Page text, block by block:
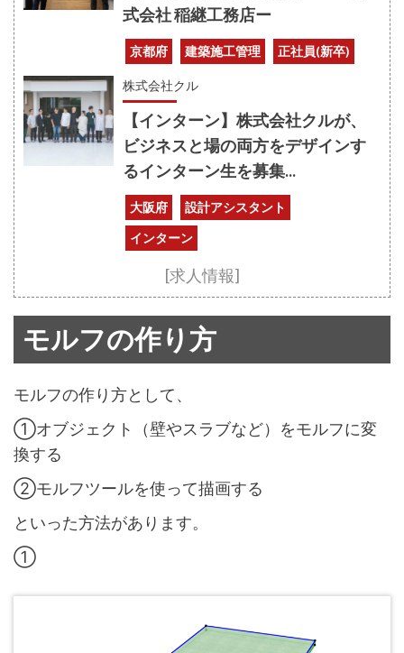
式会社 稲継工務店ー
京都府 建築施工管理 正社員(新卒)
株式会社クル
【インターン】株式会社クルが、
ビジネスと場の両方をデザインす
るインターン生を募集...
大阪府
設計アシスタント
インターン
[求人情報]
モルフの作り方
モルフの作り方として、
①オブジェクト（壁やスラブなど）をモルフに変
換する
②モルフツールを使って描画する
といった方法があります。
①